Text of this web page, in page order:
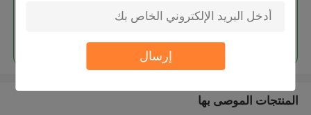
إرسال
المنتجات الموصى بها